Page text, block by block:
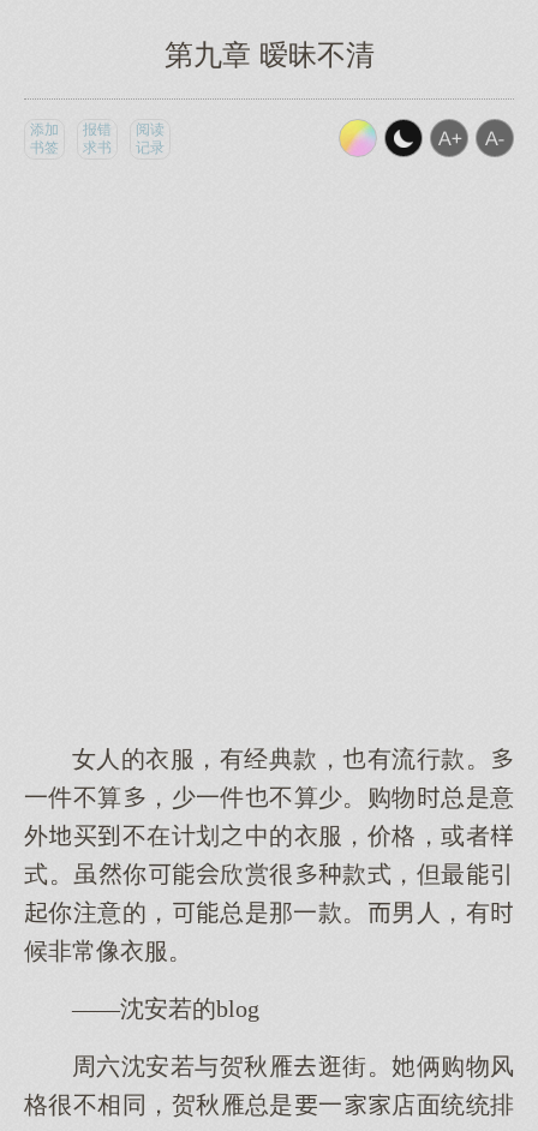
第九章 暧昧不清
添加
书签
报错
求书
阅读
记录
女人的衣服，有经典款，有流行款。
一件不算，少一件不算少。购物总是意
外买不在计划中的衣服，价格，或者
式。虽你欣赏很款式，但最引
你注意的，总是那一款。男人，有
候非常像衣服。
——沈安若的blog
周六沈安若与贺秋雁逛街。俩购物风
格很不相同，贺秋雁总是一店面统统排